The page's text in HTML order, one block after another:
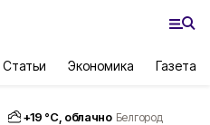
Статьи Экономика Газета
+19 °С, облачно Белгород